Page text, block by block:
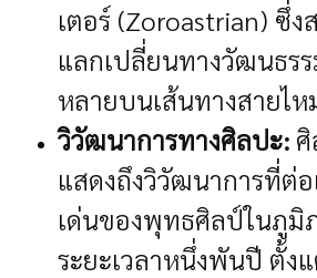
เตอร์ (Zoroastrian) ซึ่ง
แลกเปลี่ยนทางวัฒนธร
หลายบนเส้นทางสายไห
วิวัฒนาการทางศิลปะ:
แสดงถึงวิวัฒนาการที่ต่อ
เด่นของพุทธศิลป์ในภูมิ
ระยะเวลาหนึ่งพันปี ตั้ง